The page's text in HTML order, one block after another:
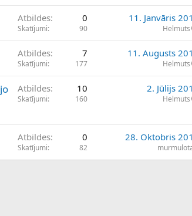
Atbildes 0
Skatījumi 90
11. Janvāris
Helmuts
Atbildes 7
Skatījumi 177
11. Augusts
Helmuts
Atbildes 10
Skatījumi 160
2. Jūlijs
Helmuts
Atbildes 0
Skatījumi 82
28. Oktobris